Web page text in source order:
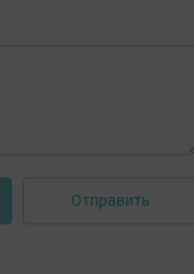
Отправить